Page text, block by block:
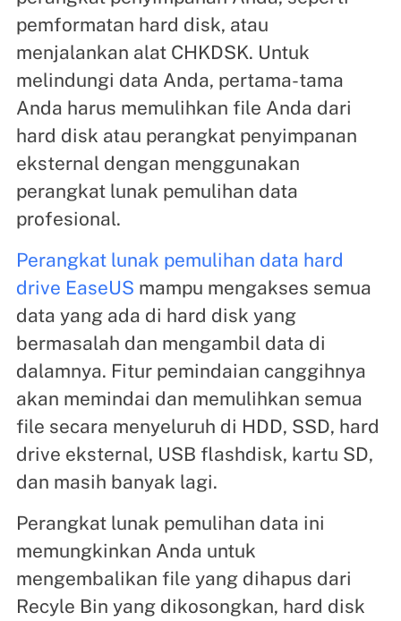
pemformatan hard disk, atau
menjalankan alat CHKDSK. Untuk
melindungi data Anda, pertama-tama
Anda harus memulihkan file Anda dari
hard disk atau perangkat penyimpanan
eksternal dengan menggunakan
perangkat lunak pemulihan data
profesional.
Perangkat lunak pemulihan data hard
drive EaseUS mampu mengakses semua
data yang ada di hard disk yang
bermasalah dan mengambil data di
dalamnya. Fitur pemindaian canggihnya
akan memindai dan memulihkan semua
file secara menyeluruh di HDD, SSD, hard
drive eksternal, USB flashdisk, kartu SD,
dan masih banyak lagi.
Perangkat lunak pemulihan data ini
memungkinkan Anda untuk
mengembalikan file yang dihapus dari
Recyle Bin yang dikosongkan, hard disk